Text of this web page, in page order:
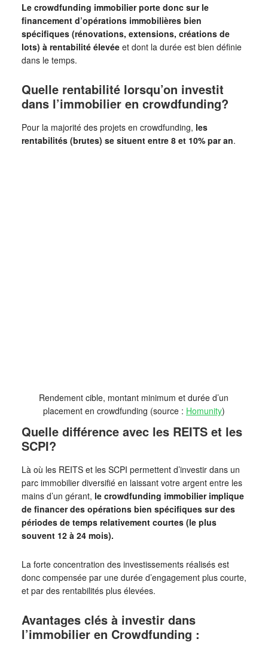
Le crowdfunding immobilier porte donc sur le
financement d’opérations immobilières bien
spécifiques (rénovations, extensions, créations de
lots) à rentabilité élevéeet dont la durée est bien définie
dans le temps.
Quelle rentabilité lorsqu’on investit
dans l’immobilier en crowdfunding?
Pour la majorité des projets en crowdfunding, les
rentabilités (brutes) se situent entre 8 et 10% par an.
Rendement cible, montant minimum et durée d’un
placement en crowdfunding (source : Homunity)
Quelle différence avec les REITS et les
SCPI?
Là où les REITS et les SCPI permettent d’investir dans un
parc immobilier diversifié en laissant votre argent entre les
mains d’un gérant, le crowdfunding immobilier implique
de financer des opérations bien spécifiques sur des
périodes de temps relativement courtes (le plus
souvent 12 à 24 mois).
La forte concentration des investissements réalisés est
donc compensée par une durée d’engagement plus courte,
et par des rentabilités plus élevées.
Avantages clés à investir dans
l’immobilier en Crowdfunding :